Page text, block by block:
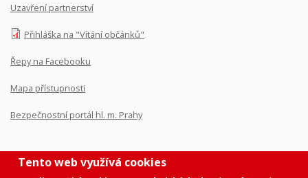
Tento web využívá cookies
Uzavření partnerství
Přihláška na "Vítání občánků"
Řepy na Facebooku
Mapa přístupnosti
Bezpečnostní portál hl. m. Prahy